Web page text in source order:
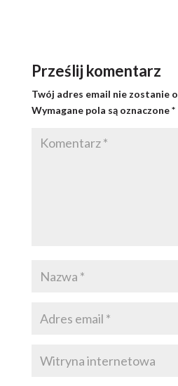
Prześlij komentarz
Twój adres email nie zostanie
Wymagane pola są oznaczone*